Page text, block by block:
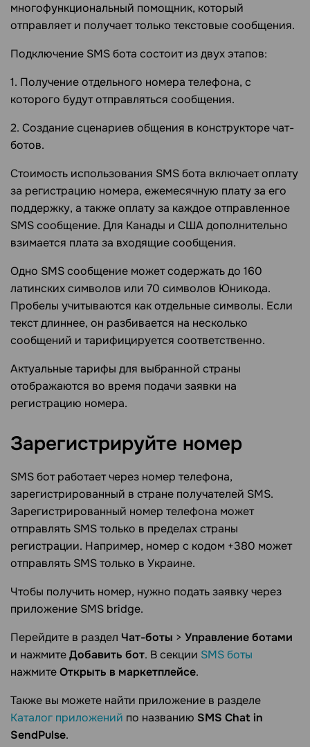
многофункциональный помощник, который
отправляет и получает только текстовые сообщения.
Подключение SMS бота состоит из двух этапов:
1. Получение отдельного номера телефона, с
которого будут отправляться сообщения.
2. Создание сценариев общения в конструкторе чат-
ботов.
Стоимость использования SMS бота включает оплату
за регистрацию номера, ежемесячную плату за его
поддержку, а также оплату за каждое отправленное
SMS сообщение. Для Канады и США дополнительно
взимается плата за входящие сообщения.
Одно SMS сообщение может содержать до 160
латинских символов или 70 символов Юникода.
Пробелы учитываются как отдельные символы. Если
текст длиннее, он разбивается на несколько
сообщений и тарифицируется соответственно.
Актуальные тарифы для выбранной страны
отображаются во время подачи заявки на
регистрацию номера.
Зарегистрируйте номер
SMS бот работает через номер телефона,
зарегистрированный в стране получателей SMS.
Зарегистрированный номер телефона может
отправлять SMS только в пределах страны
регистрации. Например, номер с кодом +380 может
отправлять SMS только в Украине.
Чтобы получить номер, нужно подать заявку через
приложение SMS bridge.
Перейдите в раздел Чат-боты > Управление ботами
и нажмитеДобавить бот. В секции SMS боты
нажмитеОткрыть в маркетплейсе.
Также вы можете найти приложение в разделе
Каталог приложений по названию SMS Chat in
SendPulse.